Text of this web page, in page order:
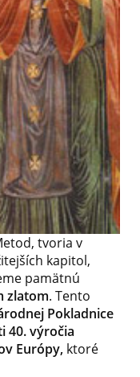
tvoria v
kapitol,
pamätnú
zlatom. Tento
Pokladnice
40. výročia
Európy, ktoré